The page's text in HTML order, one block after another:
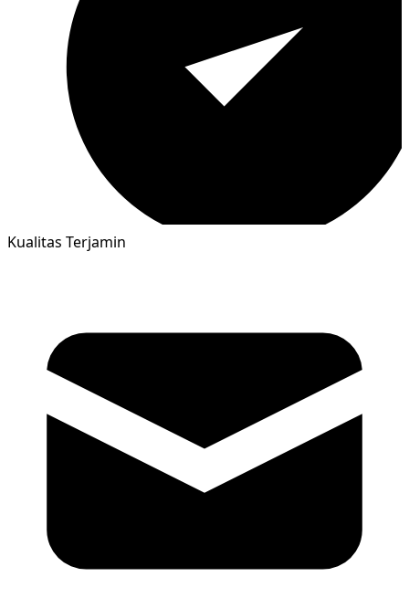
Kualitas Terjamin